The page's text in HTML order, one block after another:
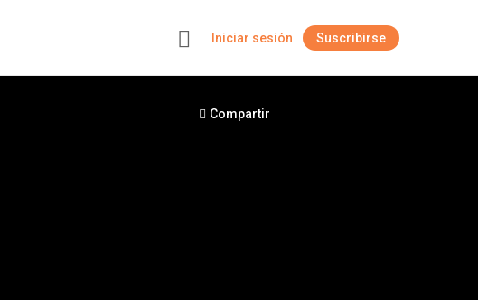
Iniciar sesión Suscribirse
Compartir